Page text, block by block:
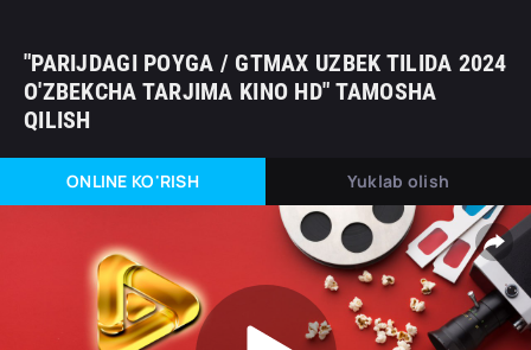
"PARIJDAGI POYGA / GTMAX UZBEK TILIDA 2024
O'ZBEKCHA TARJIMA KINO HD" TAMOSHA
QILISH
ONLINE KO'RISH Yuklab olish